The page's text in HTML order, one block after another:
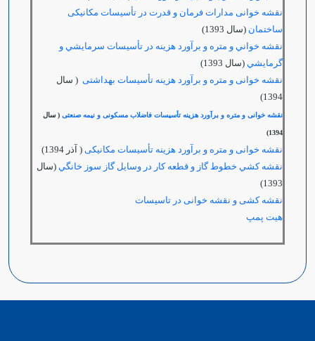
نقشه خوانی مدارات فرمان و قدرت در تأسیسات مکانیکی
ساختمان (سال 1393)
نقشه خواني و متره و برآورد هزينه در تأسيسات سرمايشي و
گرمايشي (سال 1393)
نقشه خوانی و متره و برآورد هزینه تأسیسات بهداشتی ( سال
1394)
نقشه خوانی و متره و برآورد هزینه تأسیسات فاضلاب مسکونی و نیمه صنعتی ( سال
1394)
نقشه خوانی و متره و برآورد هزینه تأسیسات مکانیکی ( آذر 1394)
نقشه كشي خطوط گاز و قطعه كار در وسايل گاز سوز خانگي (سال
1393)
نقشه کشی و نقشه خوانی در تاسیسات
هيت پمپ